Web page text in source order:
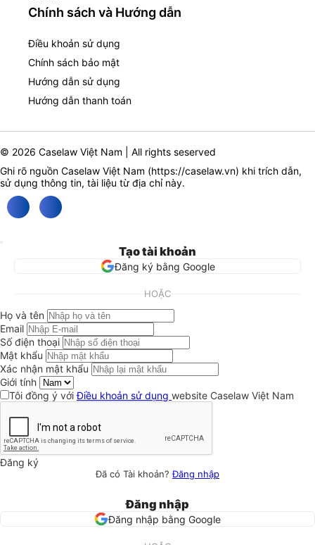
Chính sách và Hướng dẫn
Điều khoản sử dụng
Chính sách bảo mật
Hướng dẫn sử dụng
Hướng dẫn thanh toán
© 2026 Caselaw Việt Nam | All rights seserved
Ghi rõ nguồn Caselaw Việt Nam (https://caselaw.vn) khi trích dẫn,
sử dụng thông tin, tài liệu từ địa chỉ này.
Tạo tài khoản
Đăng ký bằng Google
HOẶC
Họ và tên
Email
Số điện thoại
Mật khẩu
Xác nhận mật khẩu
Giới tính
Tôi đồng ý vớiĐiều khoản sử dụng website Caselaw Việt Nam
Đăng ký
Đã có Tài khoản?Đăng nhập
Đăng nhập
Đăng nhập bằng Google